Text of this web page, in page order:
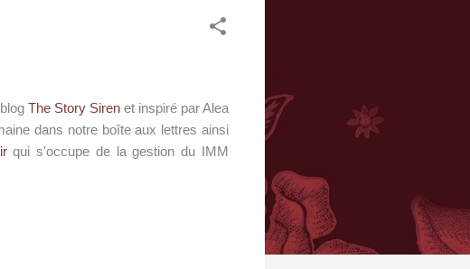
The Story Siren et inspiré par Alea
dans notre boîte aux lettres ainsi
qui s'occupe de la gestion du IMM